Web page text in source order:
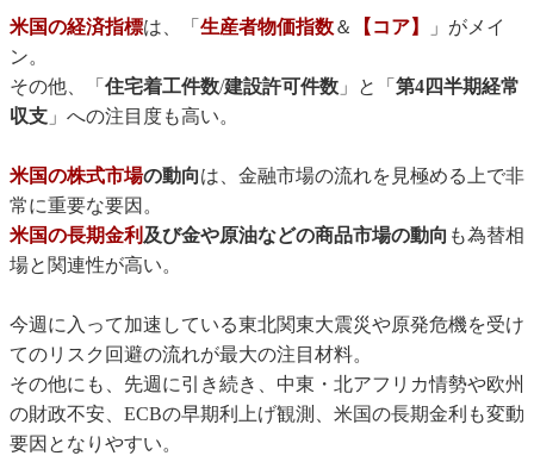
米国の経済指標は、「 生産者物価指数＆ 【コア】
」がメイ
ン。
その他、「 住宅着工件数/建設許可件数 」と「 第4四半期経常
収支 」への注目度も高い。
米国の株式市場の動向は、金融市場の流れを見極める上で非
常に重要な要因。
米国の長期金利及び金や原油などの商品市場の動向 も為替相
場と関連性が高い。
今週に入って加速している東北関東大震災や原発危機を受け
てのリスク回避の流れが最大の注目材料。
その他にも、先週に引き続き、中東・北アフリカ情勢や欧州
の財政不安、ECBの早期利上げ観測、米国の長期金利も変動
要因となりやすい。